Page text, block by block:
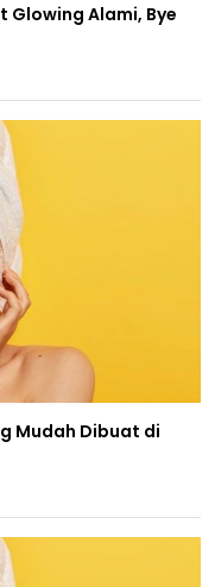
Glowing Alami, Bye
Mudah Dibuat di